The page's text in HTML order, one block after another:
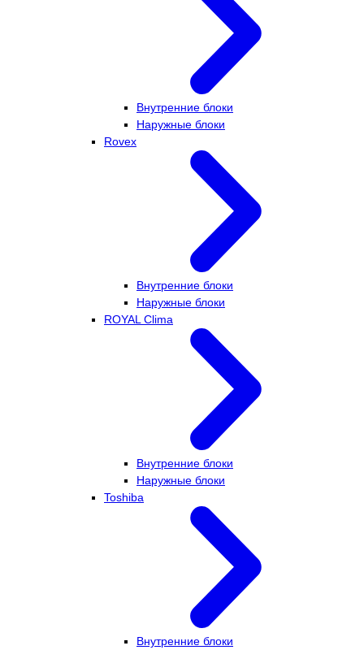
Внутренние блоки
Наружные блоки
Rovex
Внутренние блоки
Наружные блоки
ROYAL Clima
Внутренние блоки
Наружные блоки
Toshiba
Внутренние блоки